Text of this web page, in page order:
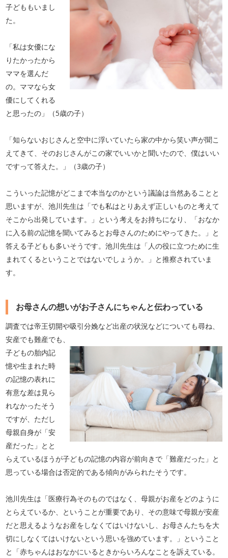
子どももいまし
た。
「私は女優にな
りたかったから
ママを選んだ
の。ママなら女
優にしてくれる
と思ったの」（5歳の子）
「知らないおじさんと空中に浮いていたら家の中から笑い声が聞こ
えてきて、そのおじさんがこの家でいいかと聞いたので、僕はいい
ですって答えた。」（3歳の子）
こういった記憶がどこまで本当なのかという議論は当然あることと
思いますが、池川先生は「でも私はとりあえず正しいものと考えて
そこから出発しています。」という考えをお持ちになり、「おなか
に入る前の記憶を聞いてみるとお母さんのためにやってきた。」と
答える子どもも多いそうです。池川先生は「人の役に立つために生
まれてくるということではないでしょうか。」と推察されていま
す。
お母さんの想いがお子さんにちゃんと伝わっている
調査では帝王切開や吸引分娩など出産の状況などについても尋ね、
安産でも難産でも、
子どもの胎内記
憶や生まれた時
の記憶の表れに
有意な差は見ら
れなかったそう
ですが、ただし
母親自身が「安
産だった」とと
らえているほうが子どもの記憶の内容が前向きで「難産だった」と
思っている場合は否定的である傾向がみられたそうです。
池川先生は「医療行為そのものではなく、母親がお産をどのように
とらえているか、ということが重要であり、その意味で母親が安産
だと思えるようなお産をしなくてはいけないし、お母さんたちを大
切にしなくてはいけないという思いを強めています。」ということ
と「赤ちゃんはおなかにいるときからいろんなことを訴えている。